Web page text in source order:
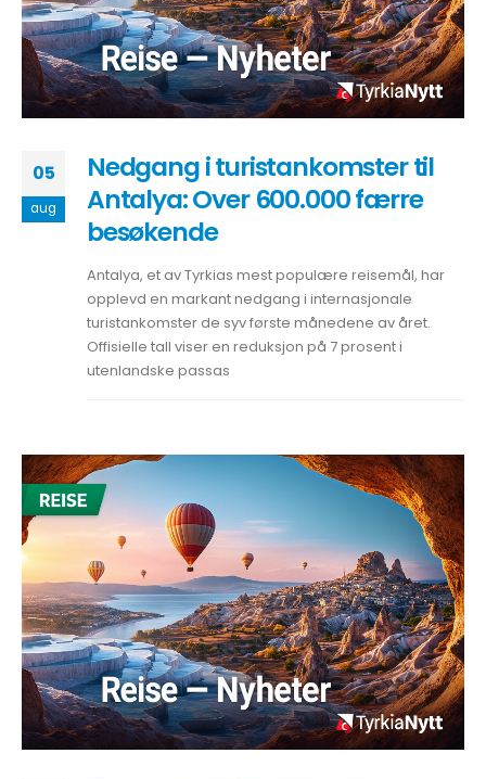
05
aug
Nedgang i turistankomster til
Antalya: Over 600.000 færre
besøkende
Antalya, et av Tyrkias mest populære reisemål, har
opplevd en markant nedgang i internasjonale
turistankomster de syv første månedene av året.
Offisielle tall viser en reduksjon på 7 prosent i
utenlandske passas